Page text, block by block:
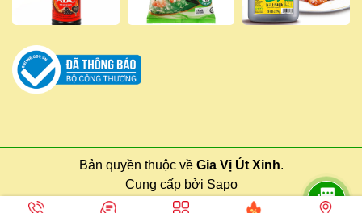
Bản quyền thuộc về Gia Vị Út Xinh.
Cung cấp bởi Sapo